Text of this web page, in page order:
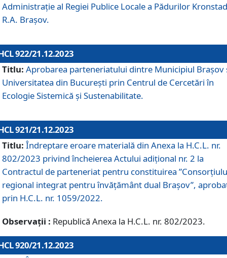
Administrație al Regiei Publice Locale a Pădurilor
R.A. Brașov.
922/21.12.2023
Titlu: Aprobarea parteneriatului dintre Municipiul Brașov
Universitatea din București prin Centrul de Cercetări în
Ecologie Sistemică și Sustenabilitate.
921/21.12.2023
Titlu: Îndreptare eroare materială din Anexa la H.C.L. nr.
802/2023 privind încheierea Actului adițional nr. 2 la
Contractul de parteneriat pentru constituirea
regional integrat pentru învățământ dual Brașov”,
prin H.C.L. nr. 1059/2022.
Observații : Republică Anexa la H.C.L. nr. 802/2023.
920/21.12.2023